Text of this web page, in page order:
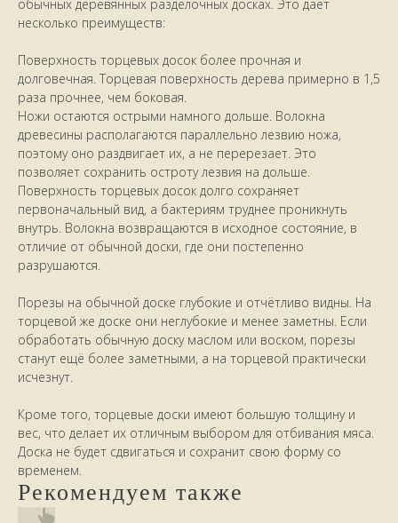
обычных деревянных разделочных досках. Это даёт
несколько преимуществ:
Поверхность торцевых досок более прочная и
долговечная. Торцевая поверхность дерева примерно в 1,5
раза прочнее, чем боковая.
Ножи остаются острыми намного дольше. Волокна
древесины располагаются параллельно лезвию ножа,
поэтому оно раздвигает их, а не перерезает. Это
позволяет сохранить остроту лезвия на дольше.
Поверхность торцевых досок долго сохраняет
первоначальный вид, а бактериям труднее проникнуть
внутрь. Волокна возвращаются в исходное состояние, в
отличие от обычной доски, где они постепенно
разрушаются.
Порезы на обычной доске глубокие и отчётливо видны. На
торцевой же доске они неглубокие и менее заметны. Если
обработать обычную доску маслом или воском, порезы
станут ещё более заметными, а на торцевой практически
исчезнут.
Кроме того, торцевые доски имеют большую толщину и
вес, что делает их отличным выбором для отбивания мяса.
Доска не будет сдвигаться и сохранит свою форму со
временем.
Рекомендуем также